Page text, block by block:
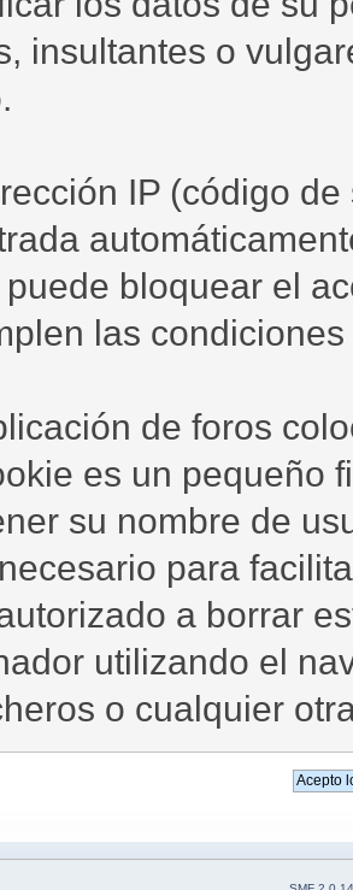
insultantes o
IP (código
bloquear el
las
de foros
es un pequeño
su nombre de
para
a borrar
utilizando el
o cualquier